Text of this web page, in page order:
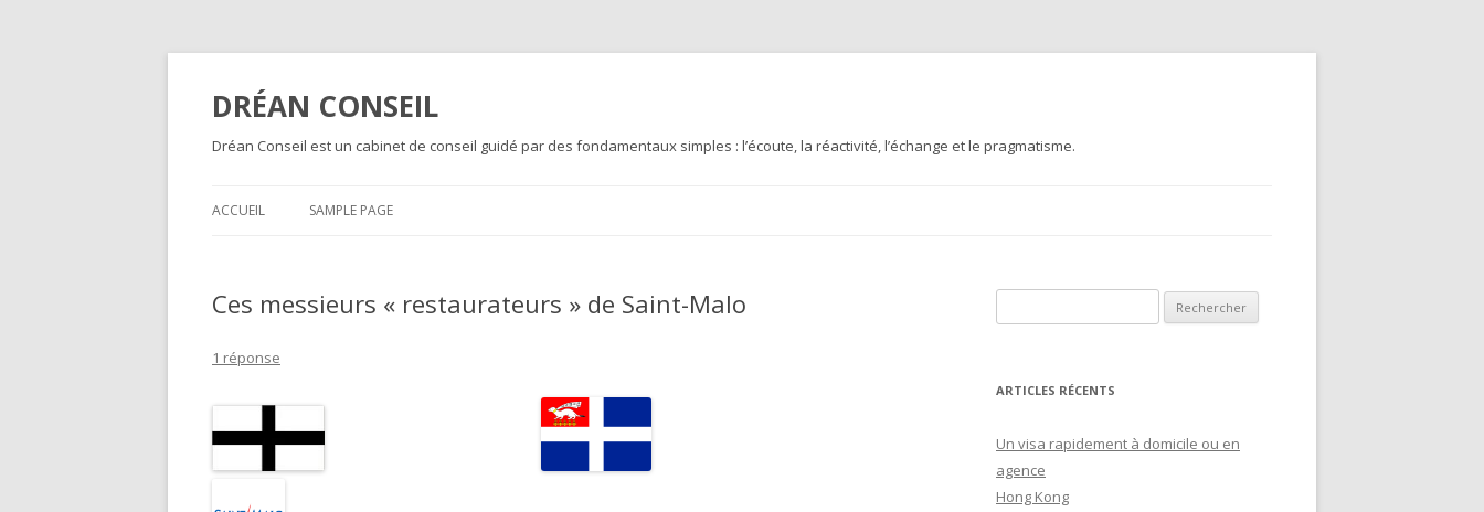
DRÉAN CONSEIL
Dréan Conseil est un cabinet de conseil guidé par des fondamentaux simples : l’écoute, la réactivité, l’échange et le pragmatisme.
ACCUEIL SAMPLE PAGE
Ces messieurs « restaurateurs » de Saint-Malo
1 réponse
ARTICLES RÉCENTS
Un visa rapidement à domicile ou en
agence
Hong Kong